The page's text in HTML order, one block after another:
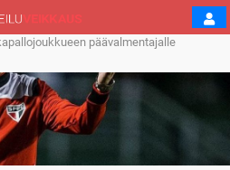
päävalmentajalle